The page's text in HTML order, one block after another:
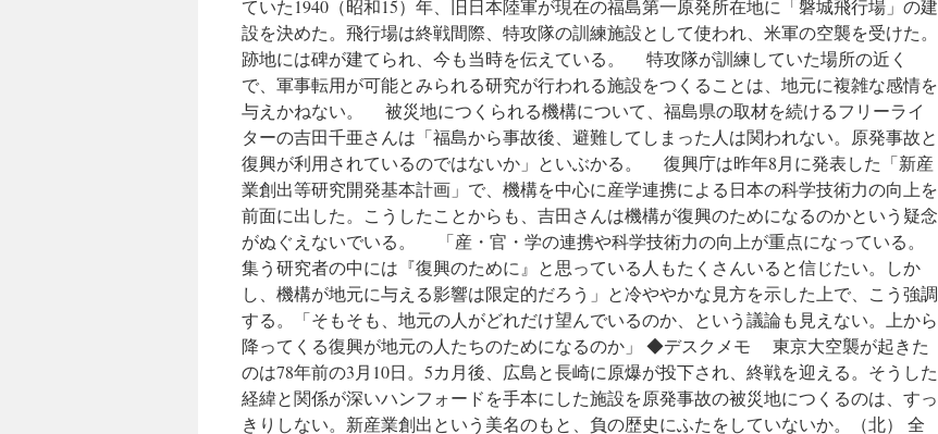
ていた1940（昭和15）年、旧日本陸軍が現在の福島第一原発所在地に「磐城飛行場」の建
設を決めた。飛行場は終戦間際、特攻隊の訓練施設として使われ、米軍の空襲を受けた。
跡地には碑が建てられ、今も当時を伝えている。 特攻隊が訓練していた場所の近く
で、軍事転用が可能とみられる研究が行われる施設をつくることは、地元に複雑な感情を
与えかねない。 被災地につくられる機構について、福島県の取材を続けるフリーライ
ターの吉田千亜さんは「福島から事故後、避難してしまった人は関われない。原発事故と
復興が利用されているのではないか」といぶかる。 復興庁は昨年8月に発表した「新産
業創出等研究開発基本計画」で、機構を中心に産学連携による日本の科学技術力の向上を
前面に出した。こうしたことからも、吉田さんは機構が復興のためになるのかという疑念
がぬぐえないでいる。 「産・官・学の連携や科学技術力の向上が重点になっている。
集う研究者の中には『復興のために』と思っている人もたくさんいると信じたい。しか
し、機構が地元に与える影響は限定的だろう」と冷ややかな見方を示した上で、こう強調
する。「そもそも、地元の人がどれだけ望んでいるのか、という議論も見えない。上から
降ってくる復興が地元の人たちのためになるのか」 ◆デスクメモ 東京大空襲が起きた
のは78年前の3月10日。5カ月後、広島と長崎に原爆が投下され、終戦を迎える。そうした
経緯と関係が深いハンフォードを手本にした施設を原発事故の被災地につくるのは、すっ
きりしない。新産業創出という美名のもと、負の歴史にふたをしていないか。（北） 全